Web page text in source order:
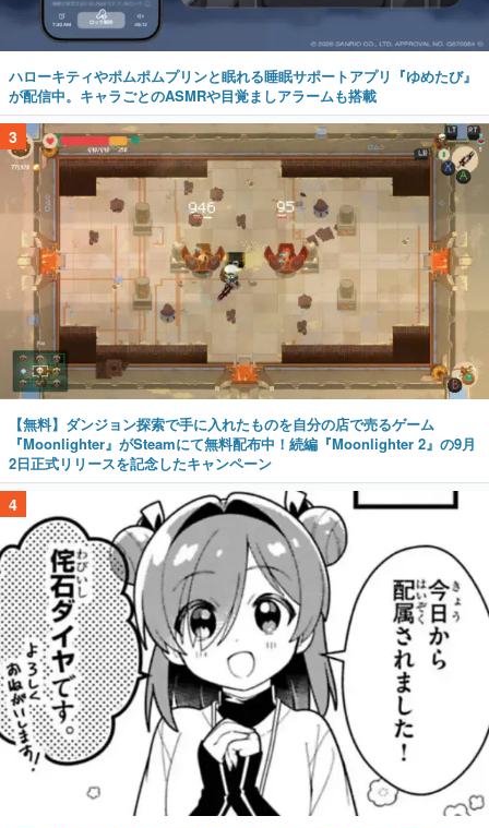
ハローキティやポムポムプリンと眠れる睡眠サポートアプリ『ゆめたび』
が配信中。キャラごとのASMRや目覚ましアラームも搭載
3
【無料】ダンジョン探索で手に入れたものを自分の店で売るゲーム
『Moonlighter』がSteamにて無料配布中！続編『Moonlighter 2』の9月
2日正式リリースを記念したキャンペーン
4